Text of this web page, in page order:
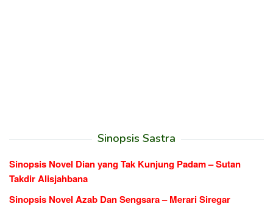
Sinopsis Sastra
Sinopsis Novel Dian yang Tak Kunjung Padam – Sutan
Takdir Alisjahbana
Sinopsis Novel Azab Dan Sengsara – Merari Siregar